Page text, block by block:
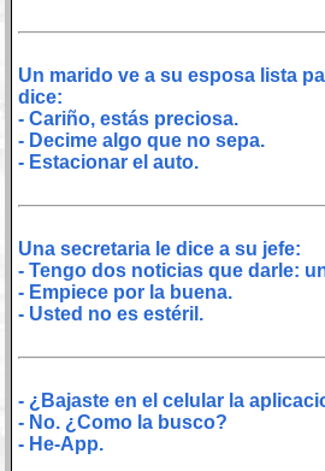
Un marido ve a su esposa lista
dice:
- Cariño, estás preciosa.
- Decime algo que no sepa.
- Estacionar el auto.
Una secretaria le dice a su jefe:
- Tengo dos noticias que darle:
- Empiece por la buena.
- Usted no es estéril.
- ¿Bajaste en el celular la
- No. ¿Como la busco?
- He-App.